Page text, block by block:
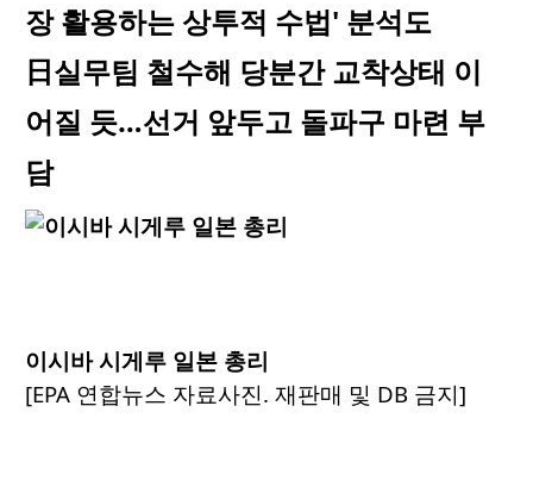
장 활용하는 상투적 수법' 분석도
日실무팀 철수해 당분간 교착상태 이
어질 듯…선거 앞두고 돌파구 마련 부
담
이시바 시게루 일본 총리
[EPA 연합뉴스 자료사진. 재판매 및 DB 금지]